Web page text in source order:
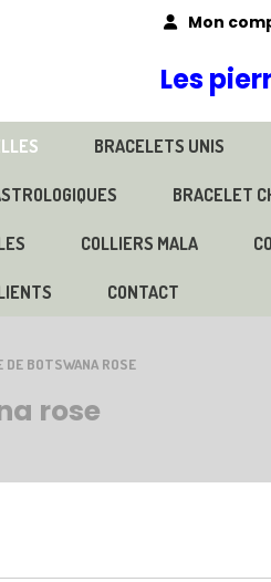
Les
Mon
BRACELETS UNIS
BRACELET
COLLIERS MALA
CONTACT
DE BOTSWANA ROSE
rose